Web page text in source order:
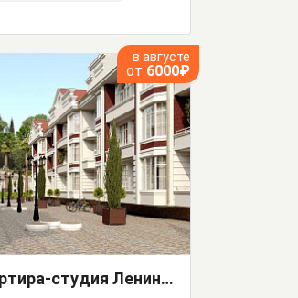
в августе
от 6000₽
Квартира-студия Ленина 290/6